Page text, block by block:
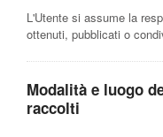
L'Utente si assume la
ottenuti, pubblicati o
Modalità e luogo
raccolti